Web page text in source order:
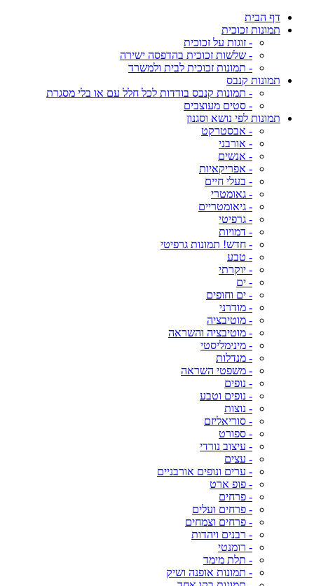
דף הבית
תמונות זכוכית
- זוגות על זכוכית
- שלשות זכוכית בהדפסה ישירה
- תמונות זכוכית לבית ולמשרד
תמונות קנבס
- תמונות קנבס בודדות לכל חלל עם או בלי מסגרת
- סטים מעוצבים
תמונות לפי נושא וסגנון
- אבסטרקט
- אורבני
- אנשים
- אפריקאיות
- בעלי חיים
- גאומטרי
- גיאומטריים
- גרפיטי
- דמויות
- חדש! תמונות גרפיטי
- טבע
- יוקרתי
- ים
- ים וחופים
- מודרני
- מוטיבציה
- מוטיבציה והשראה
- מינימליסטי
- מנדלות
- משפטי השראה
- נופים
- נופים וטבע
- נוצות
- סוריאליזם
- ספורט
- עיצוב נורדי
- עצים
- ערים ונופים אורבניים
- פופ ארט
- פרחים
- פרחים ועלים
- פרחים וצמחים
- רבנים ויהדות
- רומנטי
- תלת מימד
- תמונות אופנה ושיק